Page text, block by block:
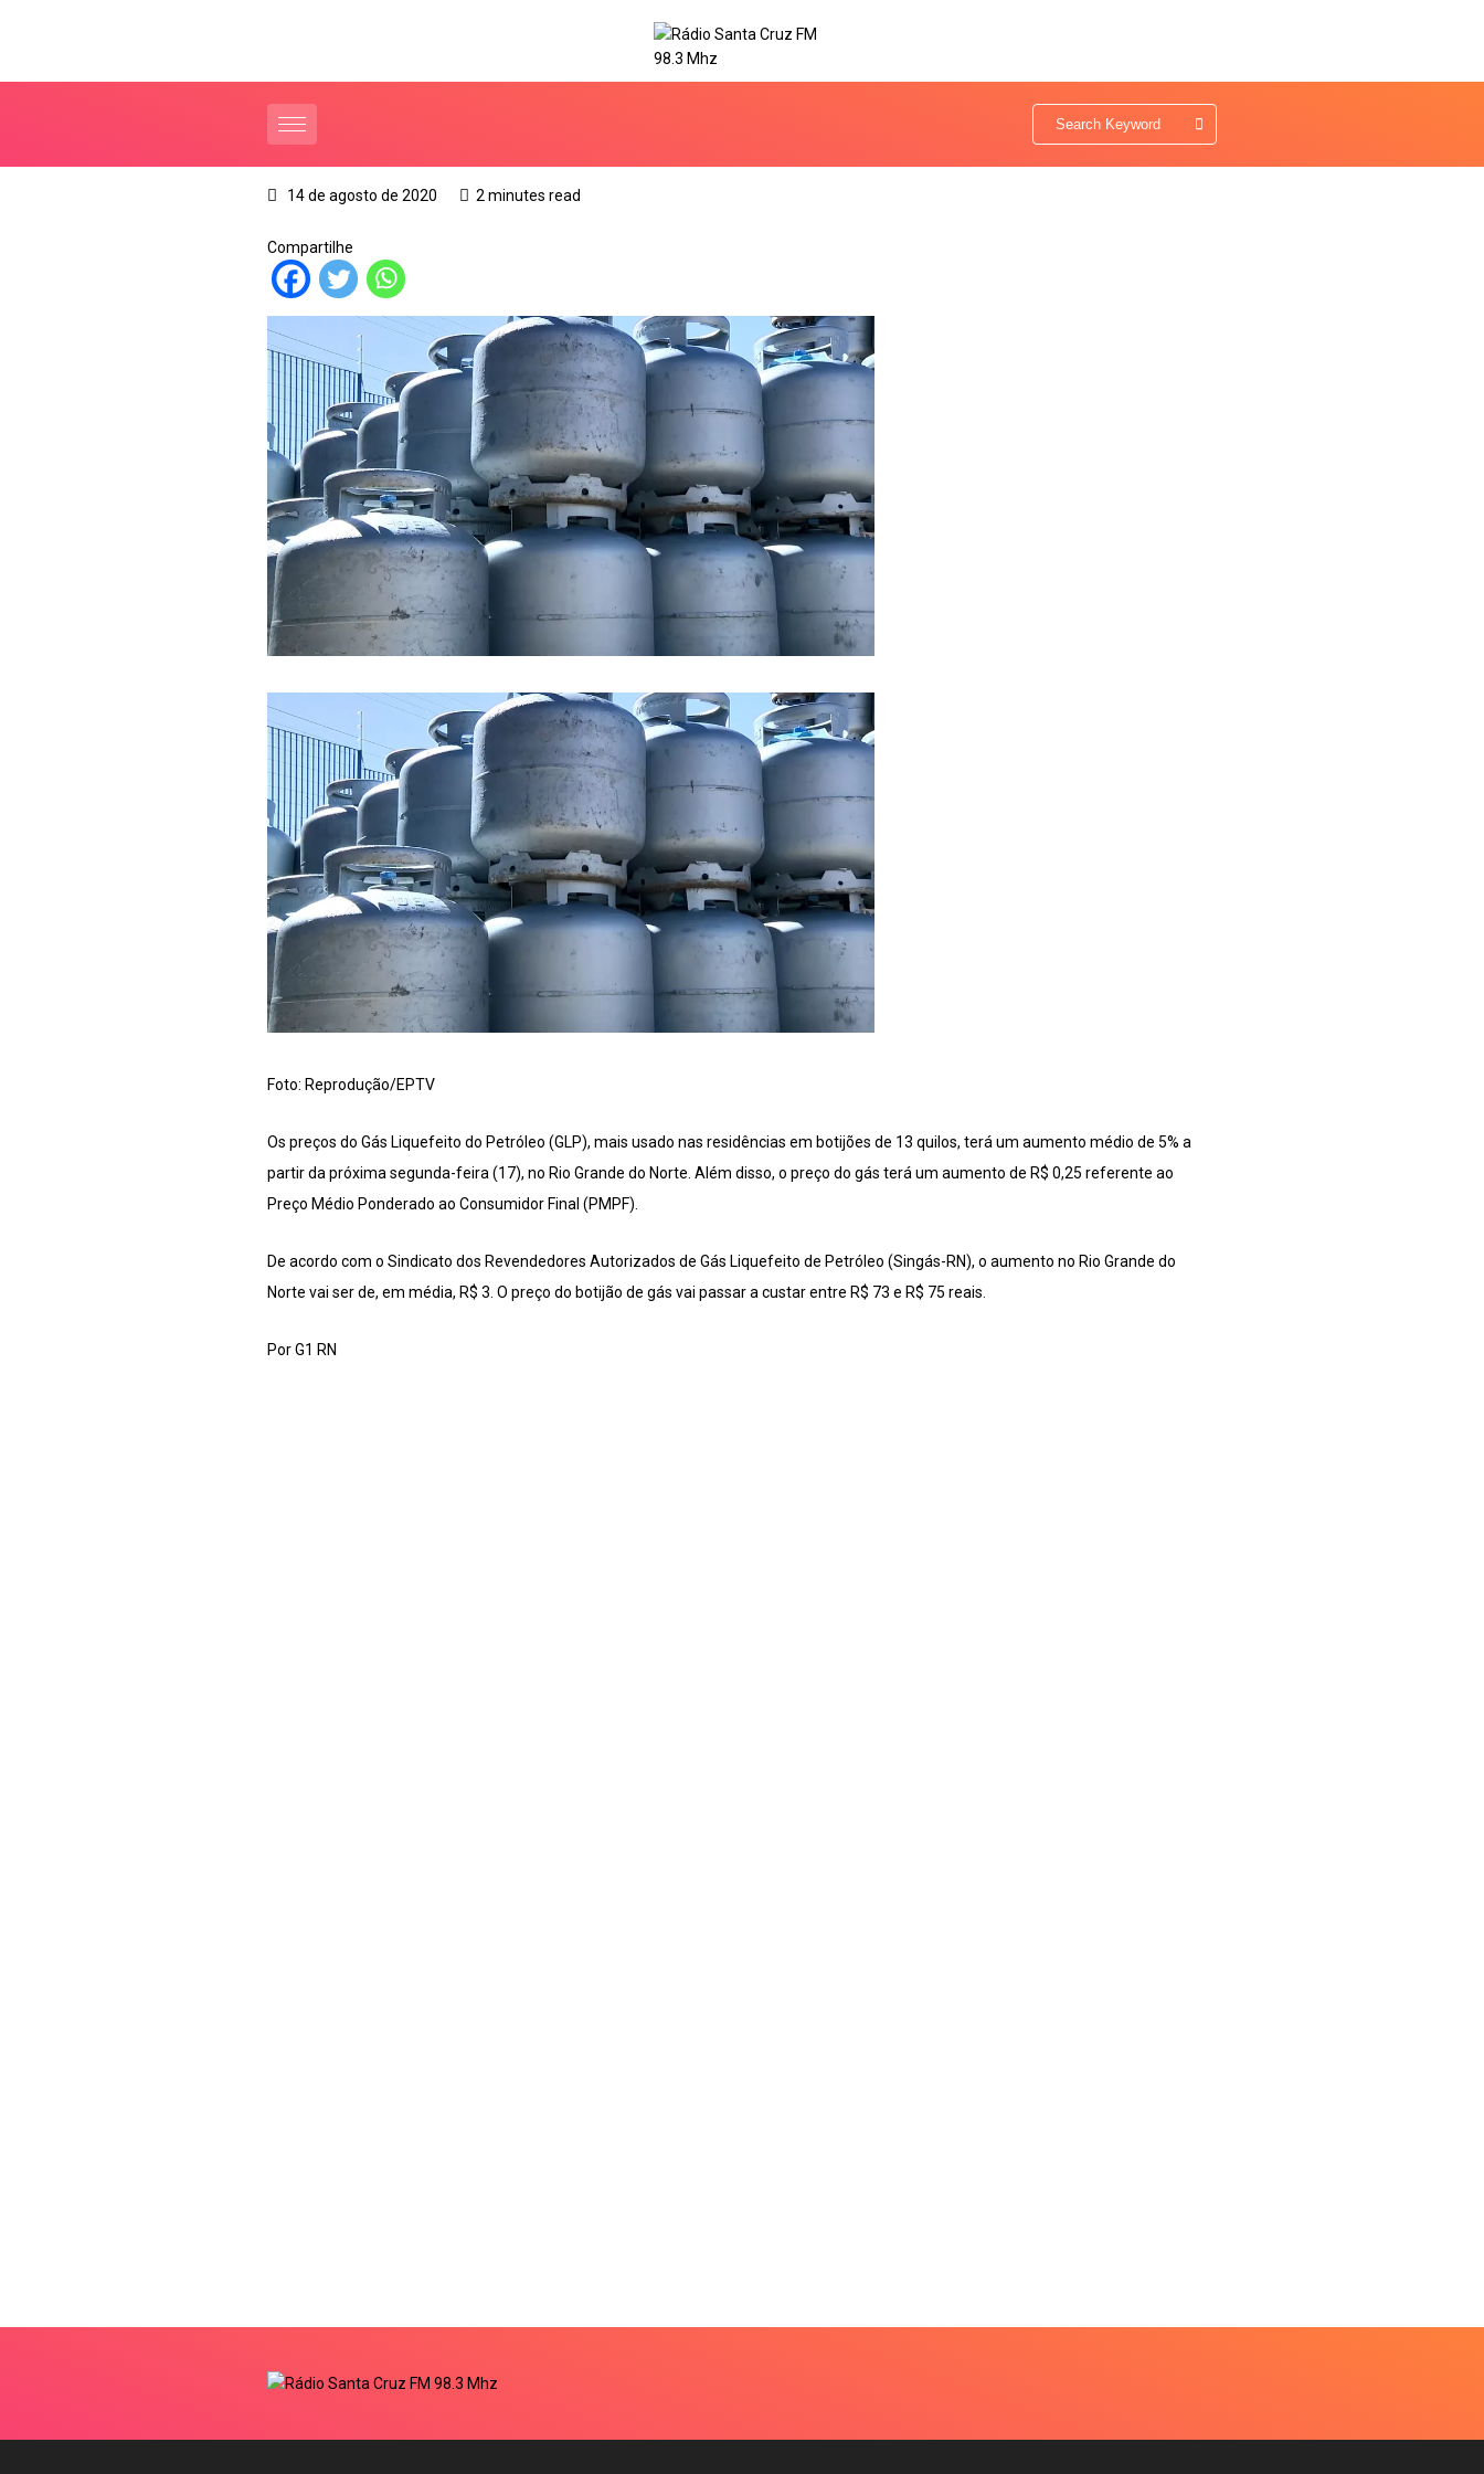
14 de agosto de 2020 2 minutes read
Compartilhe
Foto: Reprodução/EPTV
Os preços do Gás Liquefeito do Petróleo (GLP), mais usado nas residências em botijões de 13 quilos, terá um aumento médio de 5% a
partir da próxima segunda-feira (17), no Rio Grande do Norte. Além disso, o preço do gás terá um aumento de R$ 0,25 referente ao
Preço Médio Ponderado ao Consumidor Final (PMPF).
De acordo com o Sindicato dos Revendedores Autorizados de Gás Liquefeito de Petróleo (Singás-RN), o aumento no Rio Grande do
Norte vai ser de, em média, R$ 3. O preço do botijão de gás vai passar a custar entre R$ 73 e R$ 75 reais.
Por G1 RN